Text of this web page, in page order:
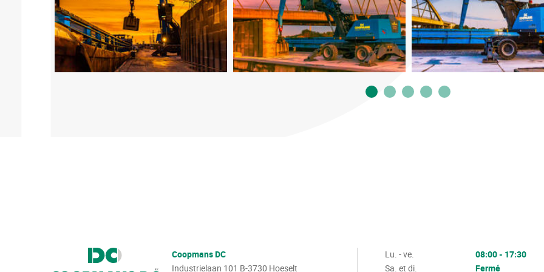
Coopmans DC
Industrielaan 101 B-3730 Hoeselt
Lu. - ve.
Sa. et di.
08:00 - 17:30
Fermé